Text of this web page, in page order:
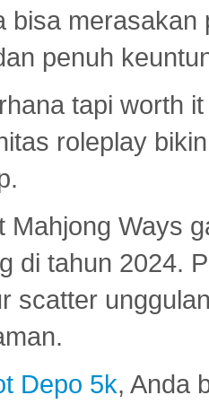
bisa
penuh
tapi worth
roleplay
Mahjong Ways
di tahun 2024.
scatter
Depo 5k, Anda